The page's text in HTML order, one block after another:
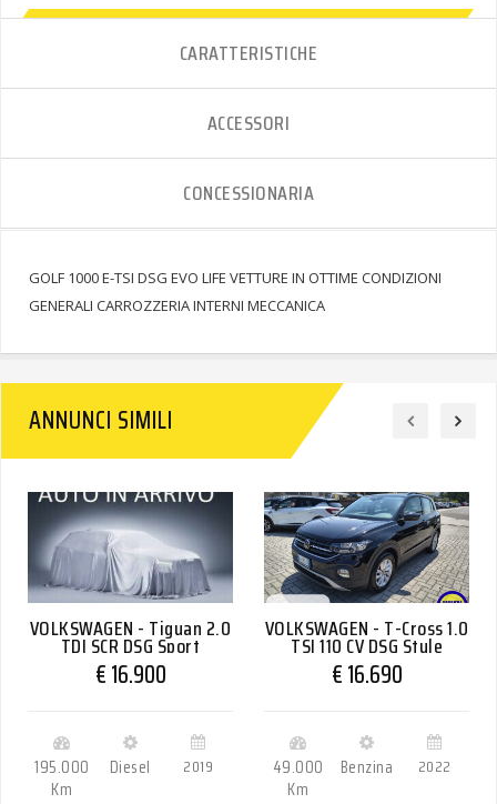
CARATTERISTICHE
ACCESSORI
CONCESSIONARIA
GOLF 1000 E-TSI DSG EVO LIFE VETTURE IN OTTIME CONDIZIONI
GENERALI CARROZZERIA INTERNI MECCANICA
ANNUNCI SIMILI
VOLKSWAGEN - Tiguan 2.0
TDI SCR DSG Sport
BlueMotion Technology
€ 16.900
195.000
Km
Diesel 2019
VOLKSWAGEN - T-Cross 1.0
TSI 110 CV DSG Style
€ 16.690
49.000
Km
Benzina 2022